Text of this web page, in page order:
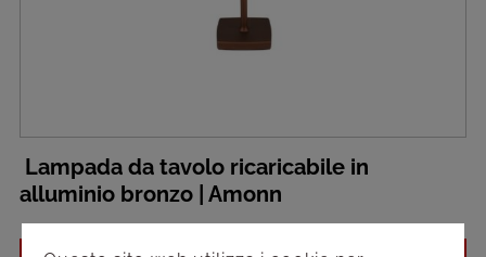
Lampada da tavolo ricaricabile in
alluminio bronzo | Amonn